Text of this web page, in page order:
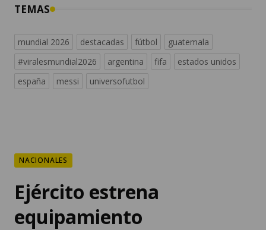
TEMAS
mundial 2026 destacadas fútbol
guatemala
#viralesmundial2026
argentina fifa
estados unidos
españa
messi universofutbol
NACIONALES
Ejército estrena
equipamiento